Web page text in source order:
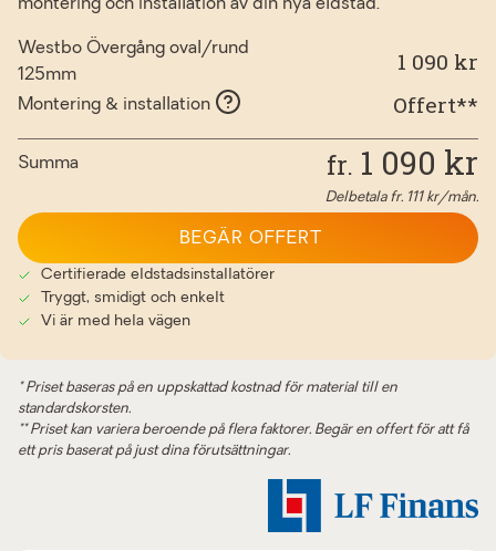
montering och installation av din nya eldstad.
Westbo Övergång oval/rund
125mm
1 090 kr
Montering & installation Offert**
Summa fr. 1 090 kr
Delbetala fr. 111kr/mån.
Certifierade eldstadsinstallatörer
Tryggt, smidigt och enkelt
Vi är med hela vägen
BEGÄR OFFERT
* Priset baseras på en uppskattad kostnad för material till en
standardskorsten.
** Priset kan variera beroende på flera faktorer. Begär en offert för att få
ett pris baserat på just dina förutsättningar.